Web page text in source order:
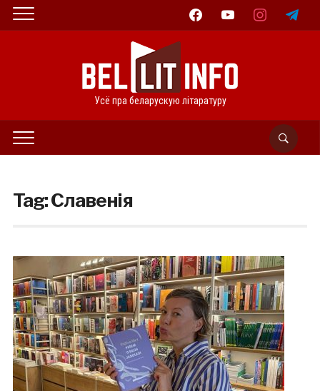
facebookyoutube instagramtelegram
Усё пра беларускую літаратуру
Tag:Славенія